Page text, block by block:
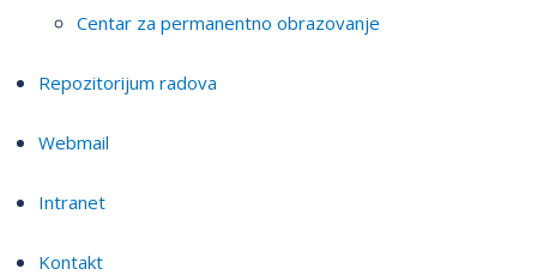
Centar za permanentno obrazovanje
Repozitorijum radova
Webmail
Intranet
Kontakt